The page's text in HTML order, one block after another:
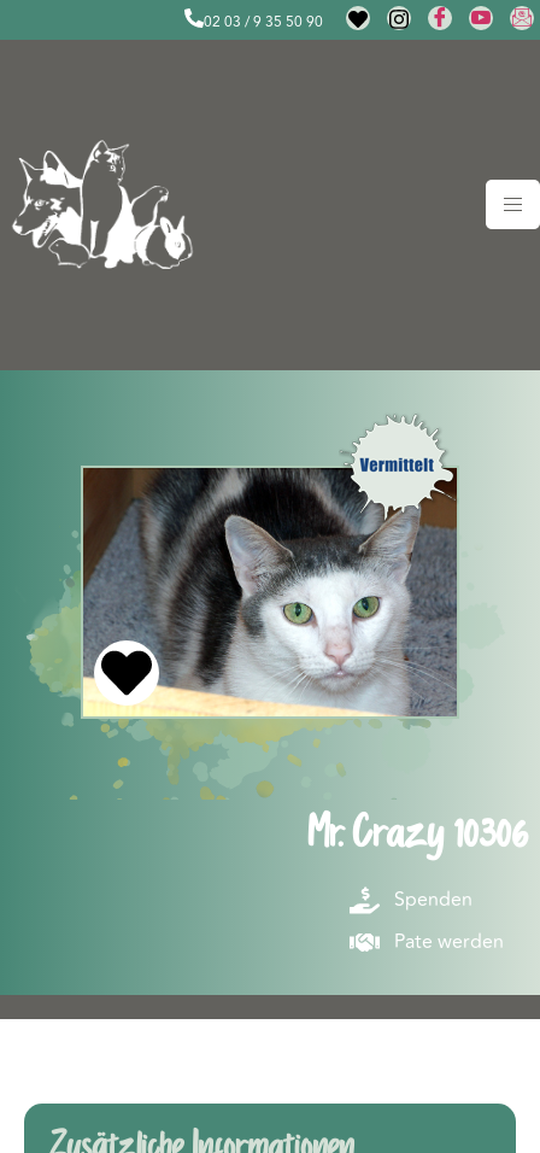
02 03 / 9 35 50 90
Mr. Crazy 10306
Spenden
Pate werden